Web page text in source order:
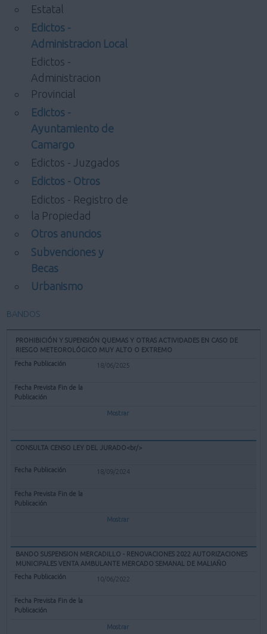
Estatal
Edictos -
Administracion Local
Edictos -
Administracion
Provincial
Edictos -
Ayuntamiento de
Camargo
Edictos - Juzgados
Edictos - Otros
Edictos - Registro de
la Propiedad
Otros anuncios
Subvenciones y
Becas
Urbanismo
BANDOS
PROHIBICIÓN Y SUPENSIÓN QUEMAS Y OTRAS ACTIVIDADES EN CASO DE
RIESGO METEOROLÓGICO MUY ALTO O EXTREMO
18/06/2025
Mostrar
CONSULTA CENSO LEY DEL JURADO<br/>
18/09/2024
Mostrar
BANDO SUSPENSION MERCADILLO - RENOVACIONES 2022 AUTORIZACIONES
MUNICIPALES VENTA AMBULANTE MERCADO SEMANAL DE MALIAÑO
10/06/2022
Mostrar